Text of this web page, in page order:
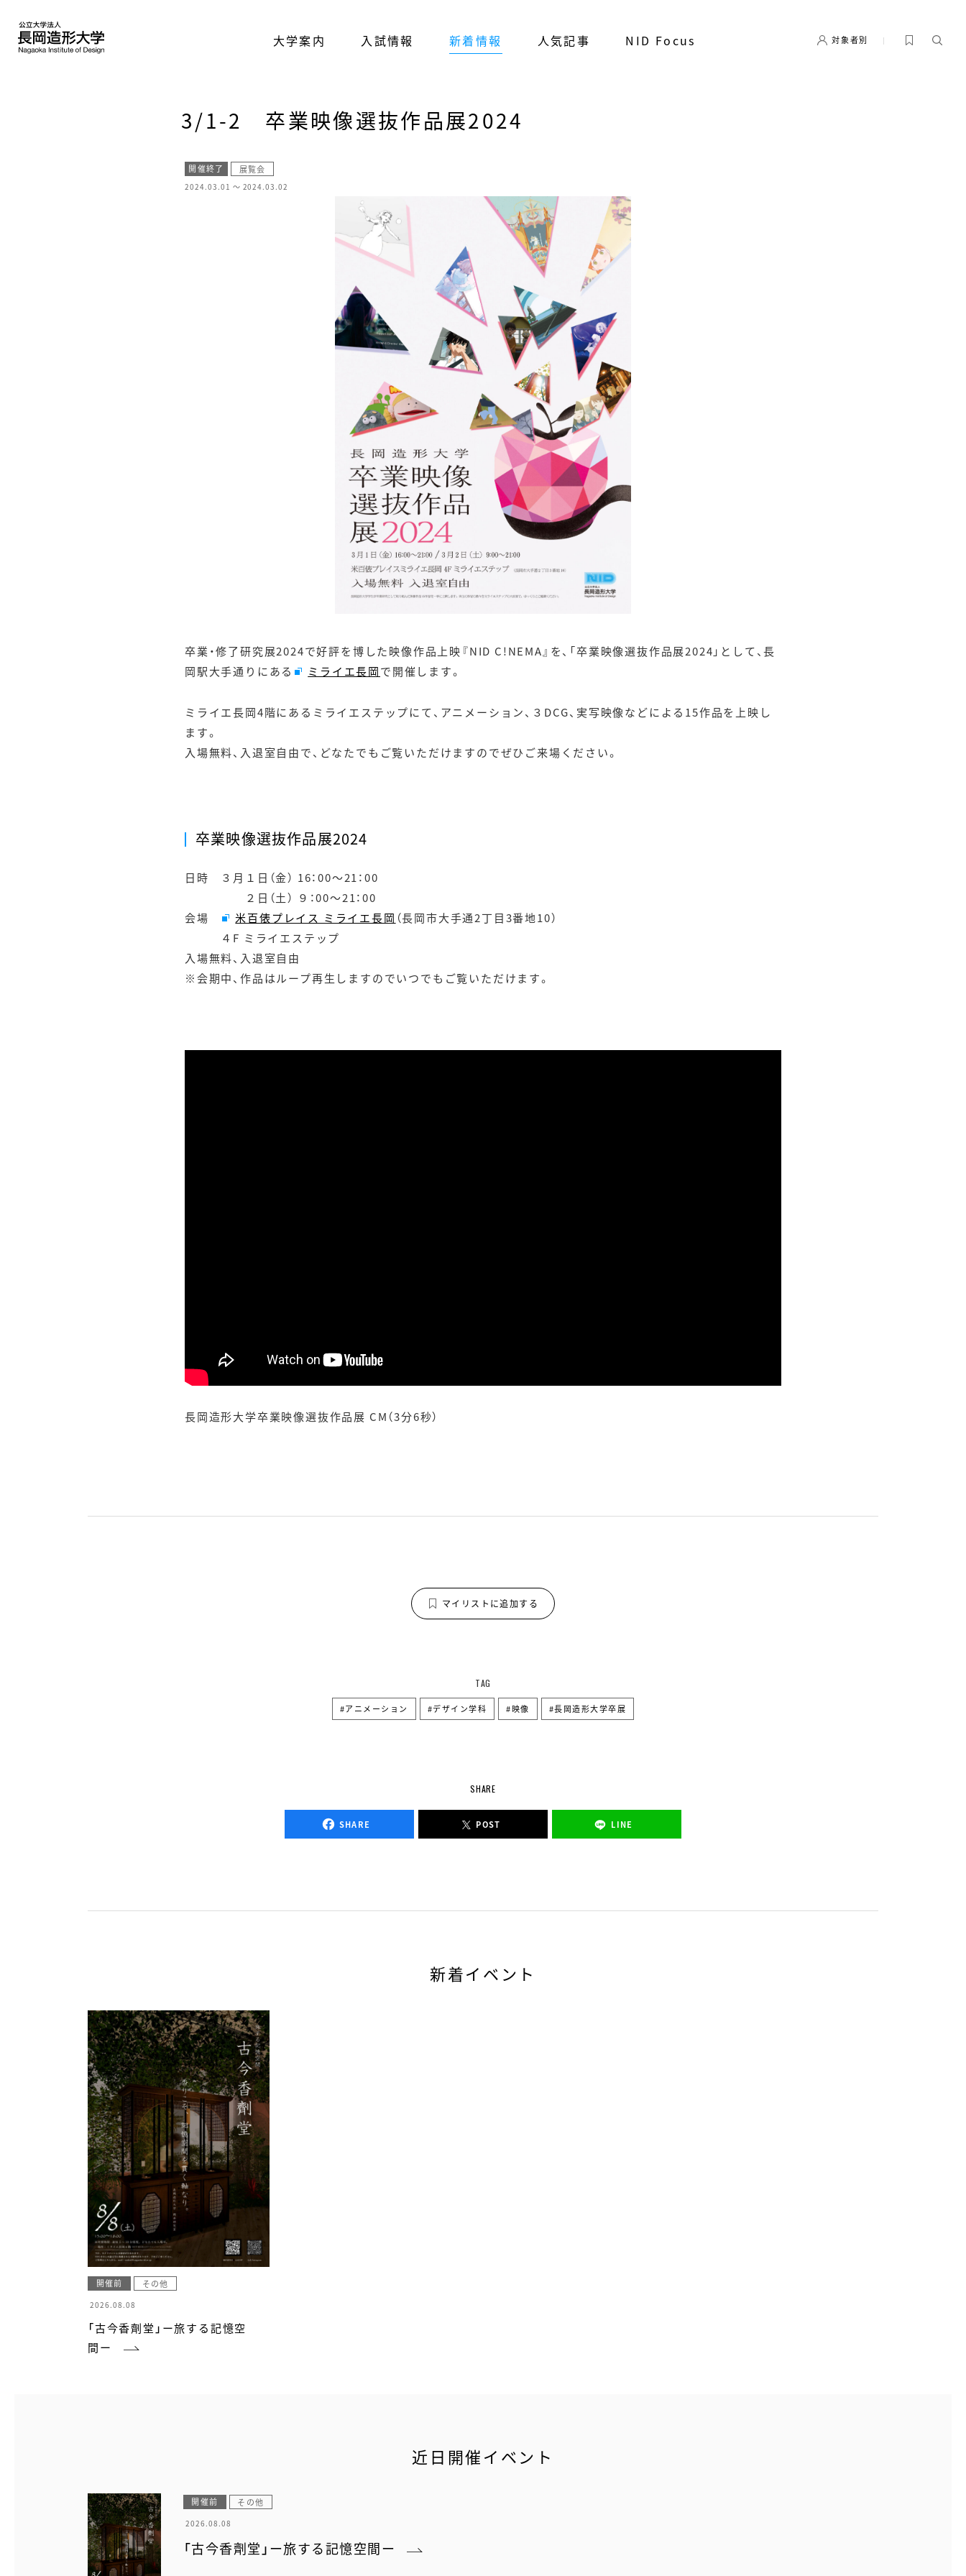
大学案内 入試情報 新着情報 人気記事 NID Focus 対象者別
3/1-2 卒業映像選抜作品展2024
開催終了 展覧会
2024.03.01 ～ 2024.03.02
卒業・修了研究展2024で好評を博した映像作品上映『NID C!NEMA』を、「卒業映像選抜作品展2024」として、長
岡駅大手通りにある
ミライエ長岡で開催します。
ミライエ長岡4階にあるミライエステップにて、アニメーション、３DCG、実写映像などによる15作品を上映し
ます。
入場無料、入退室自由で、どなたでもご覧いただけますのでぜひご来場ください。
卒業映像選抜作品展2024
日時 ３月１日（金） 16：00〜21：00
２日（土） ９：00〜21：00
会場
米百俵プレイス ミライエ長岡 （長岡市大手通2丁目3番地10）
４F ミライエステップ
入場無料、入退室自由
※会期中、作品はループ再生しますのでいつでもご覧いただけます。
長岡造形大学卒業映像選抜作品展 CM（3分6秒）
マイリストに追加する
TAG
アニメーション デザイン学科 映像 長岡造形大学卒展
SHARE
SHARE POST LINE
新着イベント
開催前 その他
2026.08.08
「古今香劑堂」ー旅する記憶空
間ー
近日開催イベント
開催前 その他
2026.08.08
「古今香劑堂」ー旅する記憶空間ー